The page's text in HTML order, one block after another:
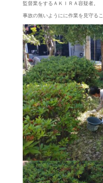
監督業をするＡＫＩＲＡ容疑者。
事故の無いようにに作業を見守る